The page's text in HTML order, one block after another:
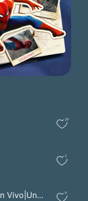
Cuando saco la pistola ella le grito detente
Pero le quito la vida y el se dio un tiro en la frente
No quiero decir su nombre por respeto a su memoria
Por no faltar a ser hombre le puso fin a la historia
Y así acabaron dos vidas que Dios los tenga en la gloria
29
2
Que Te Vaya Bonito (En Vivo|Un Azteca en el Azteca) 9